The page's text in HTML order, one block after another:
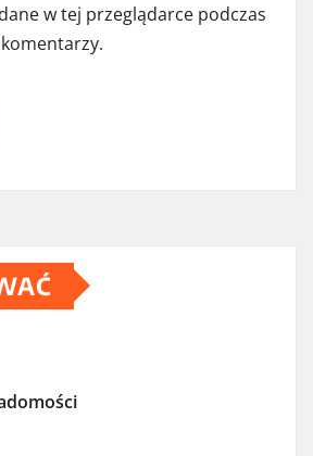
w tej przeglądarce podczas